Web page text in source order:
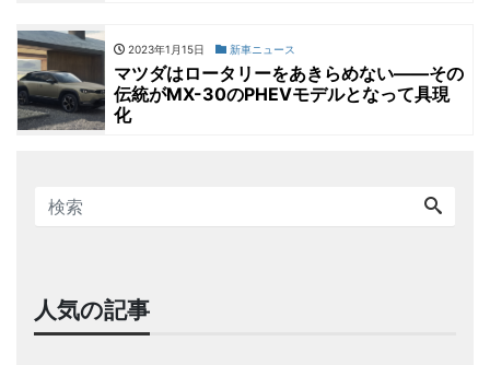
2023年1月15日 新車ニュース
マツダはロータリーをあきらめない――その
伝統がMX-30のPHEVモデルとなって具現
化
人気の記事